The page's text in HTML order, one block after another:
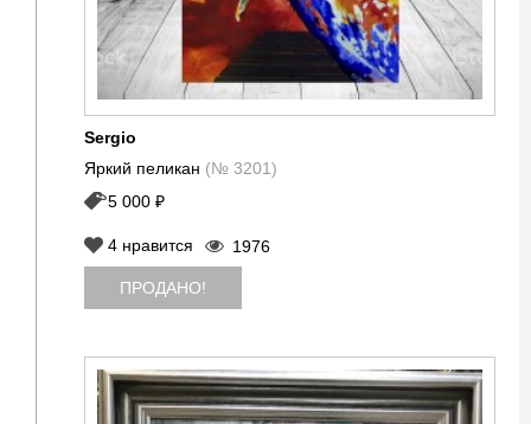
Sergio
Яркий пеликан (№ 3201)
5 000 ₽
4 нравится 1976
ПРОДАНО!